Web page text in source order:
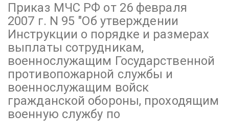
сотрудникам, военнослужащим Государственной
противопожарной службы и военнослужащим войск
гражданской обороны, проходящим военную службу по /
Pozhproekt.ru
Приказ МЧС РФ от 26 февраля
2007 г. N 95 "Об утверждении
Инструкции о порядке и размерах
выплаты сотрудникам,
военнослужащим Государственной
противопожарной службы и
военнослужащим войск
гражданской обороны, проходящим
военную службу по